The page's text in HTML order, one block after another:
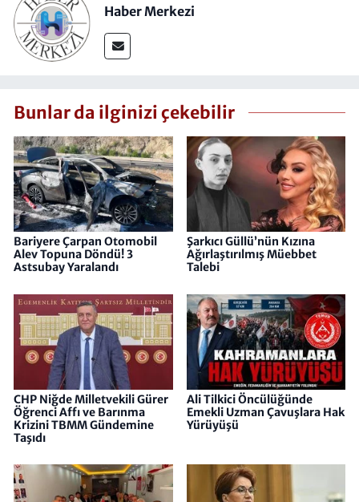
Haber Merkezi
Bunlar da ilginizi çekebilir
Bariyere Çarpan Otomobil
Alev Topuna Döndü! 3
Astsubay Yaralandı
Şarkıcı Güllü’nün Kızına
Ağırlaştırılmış Müebbet
Talebi
CHP Niğde Milletvekili Gürer
Öğrenci Affı ve Barınma
Krizini TBMM Gündemine
Taşıdı
Ali Tilkici Öncülüğünde
Emekli Uzman Çavuşlara Hak
Yürüyüşü